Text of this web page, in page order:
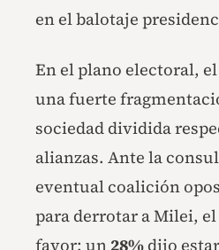
en el balotaje
En el plano electoral,
una fuerte
sociedad dividida
alianzas. Ante la
eventual coalición
para derrotar a Milei, el
favor: un 28% dijo